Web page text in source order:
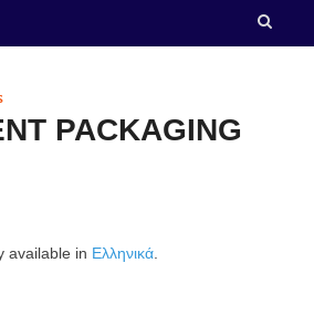
PACKAGING
available in Ελληνικά